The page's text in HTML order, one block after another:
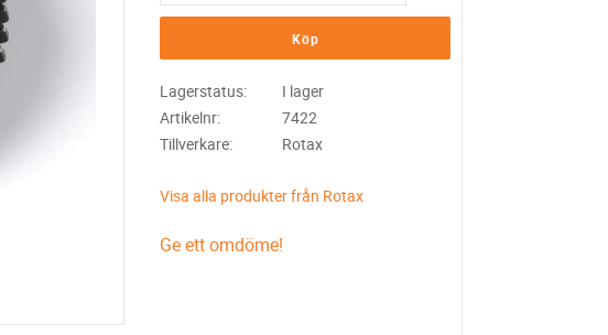
Köp
Lagerstatus
I lager
Artikelnr
7422
Tillverkare
Rotax
Visa alla produkter från Rotax
Ge ett omdöme!